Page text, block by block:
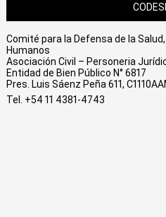
Comité para la Defensa de la
Humanos
Asociación Civil – Personeria
Entidad de Bien Público N° 6817
Pres. Luis Sáenz Peña 611,
Tel. +54 11 4381-4743